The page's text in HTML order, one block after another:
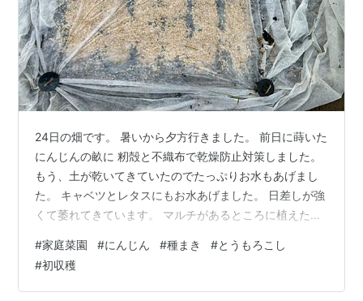
24日の畑です。 暑いから夕方行きました。 前日に蒔いた
にんじんの畝に 籾殻と不織布で乾燥防止対策しました。
もう、土が乾いてきていたのでたっぷりお水もあげまし
た。 キャベツとレタスにもお水あげました。 日差しが強
くて萎れてきています。 マルチがあるところに植えたの
に蕾ができていました。 オクラっていうとうんと背が高
いイメージなので、まだ低いから 花もまだだと思ってま
した。 草刈りで刈られてしまったひまわりの代わりに 蒔
#家庭菜園 #にんじん #種まき #とうもろこし
#初収穫